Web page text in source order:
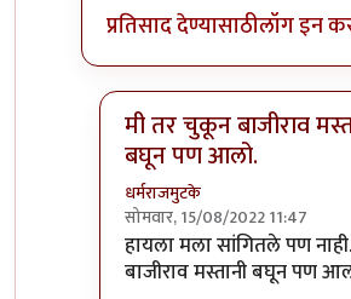
प्रतिसाद देण्यासाठीलॉग इन
मी तर चुकून बाजीराव
बघून पण आलो.
धर्मराजमुटके
सोमवार, 15/08/2022 11:47
In reply toमानकर्णिक,
हायला मला सांगितले पण
बाजीराव मस्तानी बघून पण